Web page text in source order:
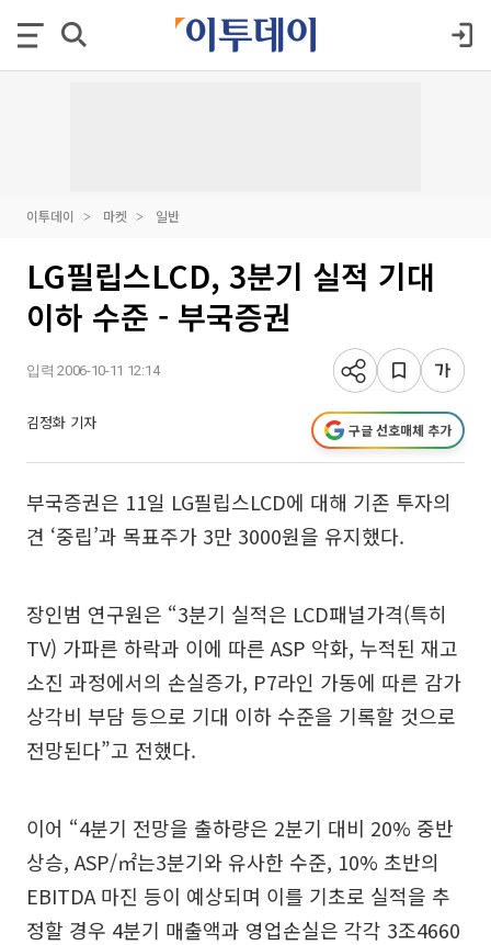
이투데이 마켓 일반
LG필립스LCD, 3분기 실적 기대
이하 수준 - 부국증권
입력 2006-10-11 12:14
김정화 기자 구글 선호매체 추가
부국증권은 11일 LG필립스LCD에 대해 기존 투자의
견 ‘중립’과 목표주가 3만 3000원을 유지했다.
장인범 연구원은 “3분기 실적은 LCD패널가격(특히
TV) 가파른 하락과 이에 따른 ASP 악화, 누적된 재고
소진 과정에서의 손실증가, P7라인 가동에 따른 감가
상각비 부담 등으로 기대 이하 수준을 기록할 것으로
전망된다”고 전했다.
이어 “4분기 전망을 출하량은 2분기 대비 20% 중반
상승, ASP/㎡는3분기와 유사한 수준, 10% 초반의
EBITDA 마진 등이 예상되며 이를 기초로 실적을 추
정할 경우 4분기 매출액과 영업손실은 각각 3조4660